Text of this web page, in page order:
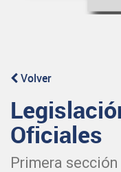
Volver
Oficiales
Primera sección